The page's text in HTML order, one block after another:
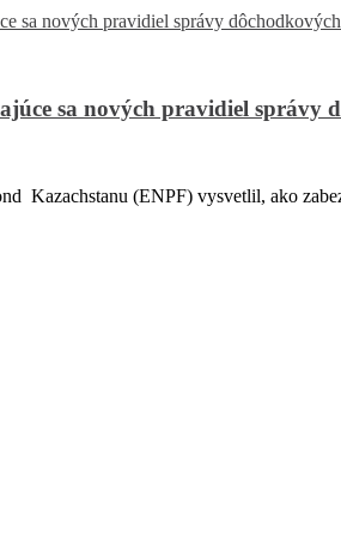
sa nových pravidiel správy
Kazachstanu (ENPF) vysvetlil, ako